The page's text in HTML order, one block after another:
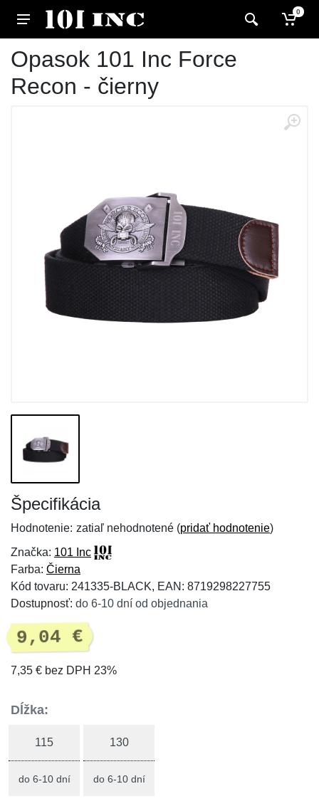
0
Opasok 101 Inc Force
Recon - čierny
Špecifikácia
Hodnotenie: zatiaľ nehodnotené (pridať hodnotenie)
Značka: 101 Inc
Farba: Čierna
Kód tovaru: 241335-BLACK, EAN: 8719298227755
Dostupnosť: do 6-10 dní od objednania
9,04 €
7,35 € bez DPH 23%
Dĺžka:
115
do 6-10 dní
130
do 6-10 dní